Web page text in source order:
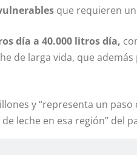
que requieren
día a 40.000 litros día,
de larga vida, que
y “representa un
leche en esa región” del